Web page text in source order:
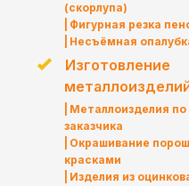
(скорлупа)
Фигурная резка
Несъёмная
Изготовление
Металлоизделия
заказчика
Окрашивание
красками
Изделия из